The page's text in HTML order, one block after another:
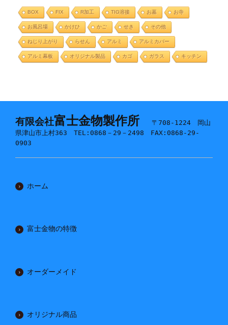
BOX FIX R加工 TIG溶接 お墓 お寺
お風呂場 かけひ かご せき その他
ねじり上がり らせん アルミ アルミカバー
アルミ幕板 オリジナル製品 カゴ ガラス キッチン
有限会社富士金物製作所
〒708-1224 岡山
県津山市上村363 TEL:0868－29－2498 FAX:0868-29-
0903
ホーム
富士金物の特徴
オーダーメイド
オリジナル商品